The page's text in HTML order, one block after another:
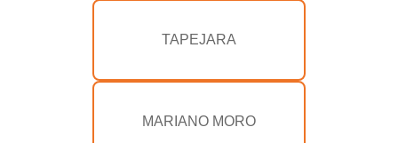
TAPEJARA
MARIANO MORO